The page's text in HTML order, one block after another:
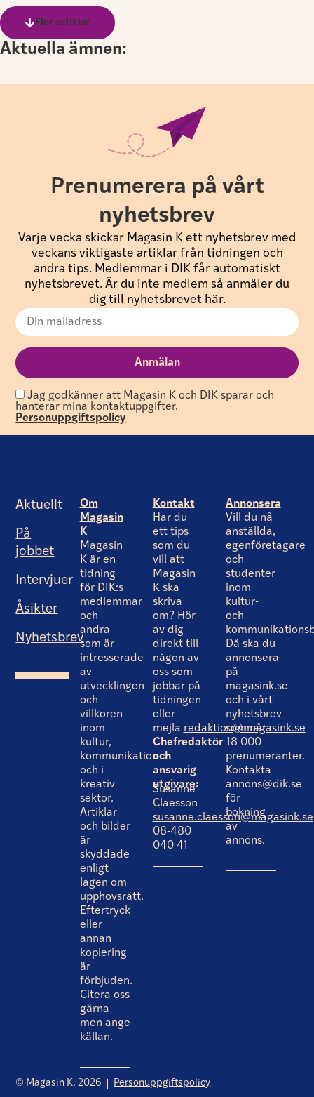
Fler artiklar
Aktuella ämnen:
Prenumerera på vårt
nyhetsbrev
Varje vecka skickar Magasin K ett nyhetsbrev med
veckans viktigaste artiklar från tidningen och
andra tips. Medlemmar i DIK får automatiskt
nyhetsbrevet. Är du inte medlem så anmäler du
dig till nyhetsbrevet här.
Jag godkänner att Magasin K och DIK sparar och
hanterar mina kontaktuppgifter.
Personuppgiftspolicy
Aktuellt
På
jobbet
Intervjuer
Åsikter
Nyhetsbrev
Om
Magasin
K
Magasin
K är en
tidning
för DIK:s
medlemmar
och
andra
som är
intresserade
av
utvecklingen
och
villkoren
inom
kultur,
kommunikation
och i
kreativ
sektor.
Artiklar
och bilder
är
skyddade
enligt
lagen om
upphovsrätt.
Eftertryck
eller
annan
kopiering
är
förbjuden.
Citera oss
gärna
men ange
källan.
Kontakt
Har du
ett tips
som du
vill att
Magasin
K ska
skriva
om? Hör
av dig
direkt till
någon av
oss som
jobbar på
tidningen
eller
mejla redaktion@magasink.se
Chefredaktör
och
ansvarig
utgivare:
Susanne
Claesson
susanne.claesson@magasink.se
08-480
040 41
Annonsera
Vill du nå
anställda,
egenföretagare
och
studenter
inom
kultur-
och
Då ska du
annonsera
på
magasink.se
och i vårt
nyhetsbrev
som når
18 000
prenumeranter.
Kontakta
annons@dik.se
för
bokning
av
annons.
© Magasin K, 2026 Personuppgiftspolicy